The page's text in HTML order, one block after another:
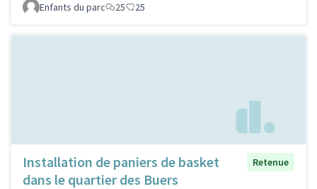
Enfants du parc 25 25
Installation de paniers de basket
dans le quartier des Buers
Retenue